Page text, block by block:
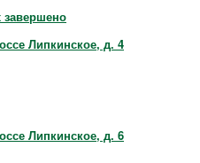
Липкинское, д. 4
Липкинское, д. 6